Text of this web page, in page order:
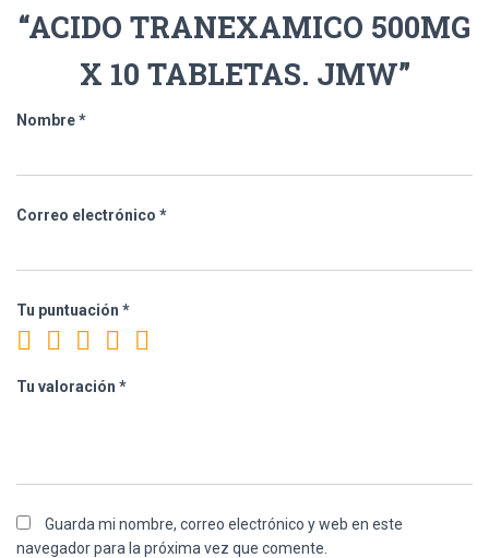
“ACIDO TRANEXAMICO 500MG
X 10 TABLETAS. JMW”
Nombre*
Correo electrónico *
Tu puntuación *
Tu valoración *
Guarda mi nombre, correo electrónico y web en este
navegador para la próxima vez que comente.